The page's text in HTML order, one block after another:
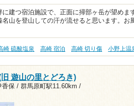
に建つ宿泊施設で、正面に掃部ヶ岳が望めま
名山を登山しての汗が流せると思います。お
崎 硫酸塩泉 高崎 宿泊 高崎 切り傷 小野上温
遊山の里とどろき)
香保 / 群馬原町駅11.60km /